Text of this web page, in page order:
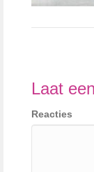
Laat
Reacties